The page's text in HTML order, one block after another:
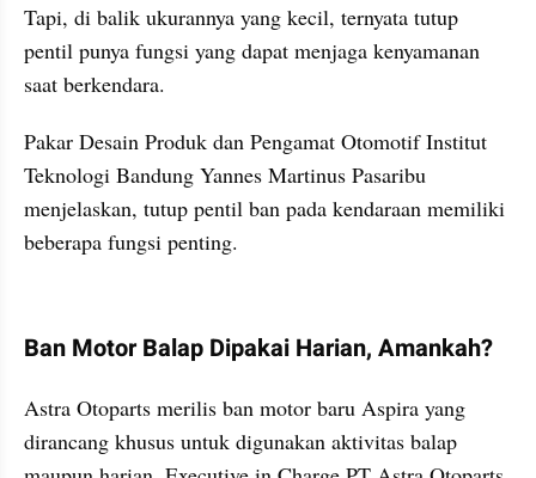
Tapi, di balik ukurannya yang kecil, ternyata tutup
pentil punya fungsi yang dapat menjaga kenyamanan
saat berkendara.
Pakar Desain Produk dan Pengamat Otomotif Institut
Teknologi Bandung Yannes Martinus Pasaribu
menjelaskan, tutup pentil ban pada kendaraan memiliki
beberapa fungsi penting.
Ban Motor Balap Dipakai Harian, Amankah?
Astra Otoparts merilis ban motor baru Aspira yang
dirancang khusus untuk digunakan aktivitas balap